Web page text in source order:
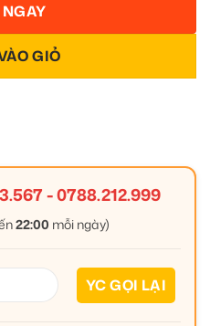
GIỎ
-0788.212.999
22:00 mỗi ngày)